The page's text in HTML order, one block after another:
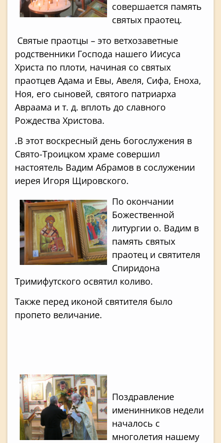
совершается память
святых праотец.
Святые праотцы – это ветхозаветные
родственники Господа нашего Иисуса
Христа по плоти, начиная со святых
праотцев Адама и Евы, Авеля, Сифа, Еноха,
Ноя, его сыновей, святого патриарха
Авраама и т. д. вплоть до славного
Рождества Христова.
.В этот воскресный день богослужения в
Свято-Троицком храме совершил
настоятель Вадим Абрамов в сослужении
иерея Игоря Щировского.
По окончании
Божественной
литургии о. Вадим в
память святых
праотец и святителя
Спиридона
Тримифутского освятил коливо.
Также перед иконой святителя было
пропето величание.
Поздравление
именинников недели
началось с
многолетия нашему